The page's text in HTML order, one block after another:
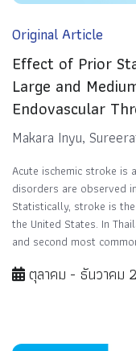
Original Article
Effect of Prior
Large and
Endovascular
Makara Inyu,
Acute ischemic stroke is
disorders are observed
Statistically, stroke is
the United States. In
and second most
ตุลาคม - ธันวาคม